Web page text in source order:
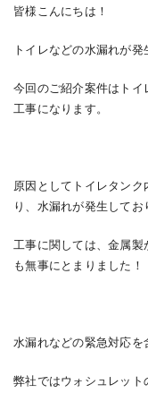
皆様こんにちは！
トイレなどの水漏れが
今回のご紹介案件はト
工事になります。
原因としてトイレタン
り、水漏れが発生してお
工事に関しては、金属
も無事にとまりました！
水漏れなどの緊急対応を
弊社ではウォシュレット